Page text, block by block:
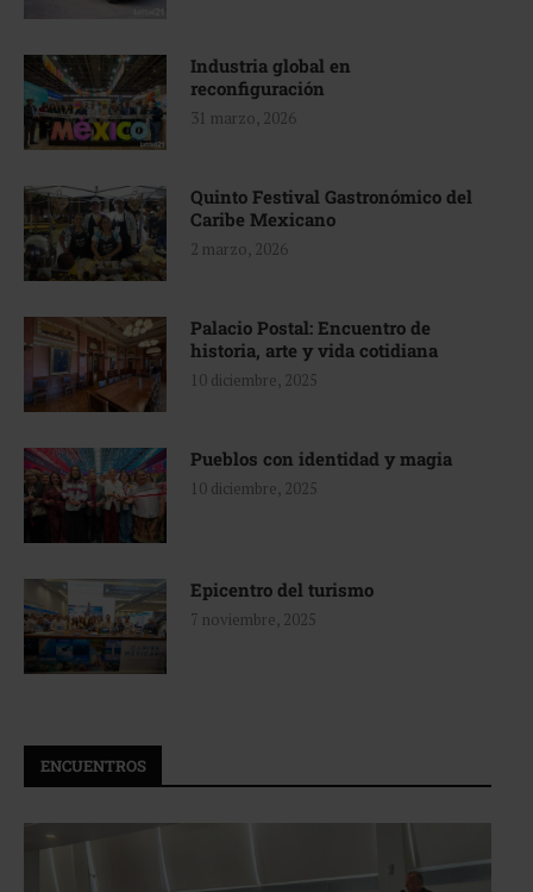
Industria global en
reconfiguración
31 marzo, 2026
Quinto Festival Gastronómico del
Caribe Mexicano
2 marzo, 2026
Palacio Postal: Encuentro de
historia, arte y vida cotidiana
10 diciembre, 2025
Pueblos con identidad y magia
10 diciembre, 2025
Epicentro del turismo
7 noviembre, 2025
ENCUENTROS